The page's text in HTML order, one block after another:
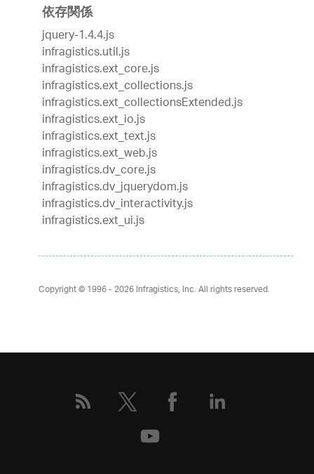
依存関係
jquery-1.4.4.js
infragistics.util.js
infragistics.ext_core.js
infragistics.ext_collections.js
infragistics.ext_collectionsExtended.js
infragistics.ext_io.js
infragistics.ext_text.js
infragistics.ext_web.js
infragistics.dv_core.js
infragistics.dv_jquerydom.js
infragistics.dv_interactivity.js
infragistics.ext_ui.js
Copyright © 1996 - 2026Infragistics, Inc. All rights reserved.